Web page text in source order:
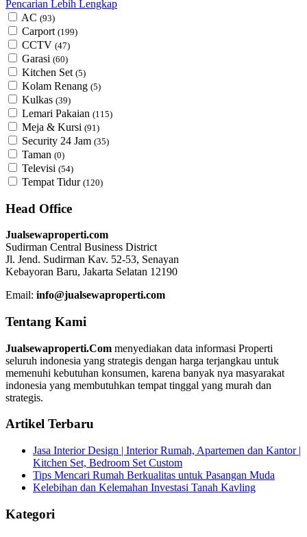
Pencarian Lebih Lengkap
AC (93)
Carport (199)
CCTV (47)
Garasi (60)
Kitchen Set (5)
Kolam Renang (5)
Kulkas (39)
Lemari Pakaian (115)
Meja & Kursi (91)
Security 24 Jam (35)
Taman (0)
Televisi (54)
Tempat Tidur (120)
Head Office
Jualsewaproperti.com
Sudirman Central Business District
Jl. Jend. Sudirman Kav. 52-53, Senayan
Kebayoran Baru, Jakarta Selatan 12190
Email: info@jualsewaproperti.com
Tentang Kami
Jualsewaproperti.Com menyediakan data informasi Properti
seluruh indonesia yang strategis dengan harga terjangkau untuk
memenuhi kebutuhan konsumen, karena banyak nya masyarakat
indonesia yang membutuhkan tempat tinggal yang murah dan
strategis.
Artikel Terbaru
Jasa Interior Design | Interior Rumah, Apartemen dan Kantor |
Kitchen Set, Bedroom Set Custom
Tips Mencari Rumah Berkualitas untuk Pasangan Muda
Kelebihan dan Kelemahan Investasi Tanah Kavling
Kategori